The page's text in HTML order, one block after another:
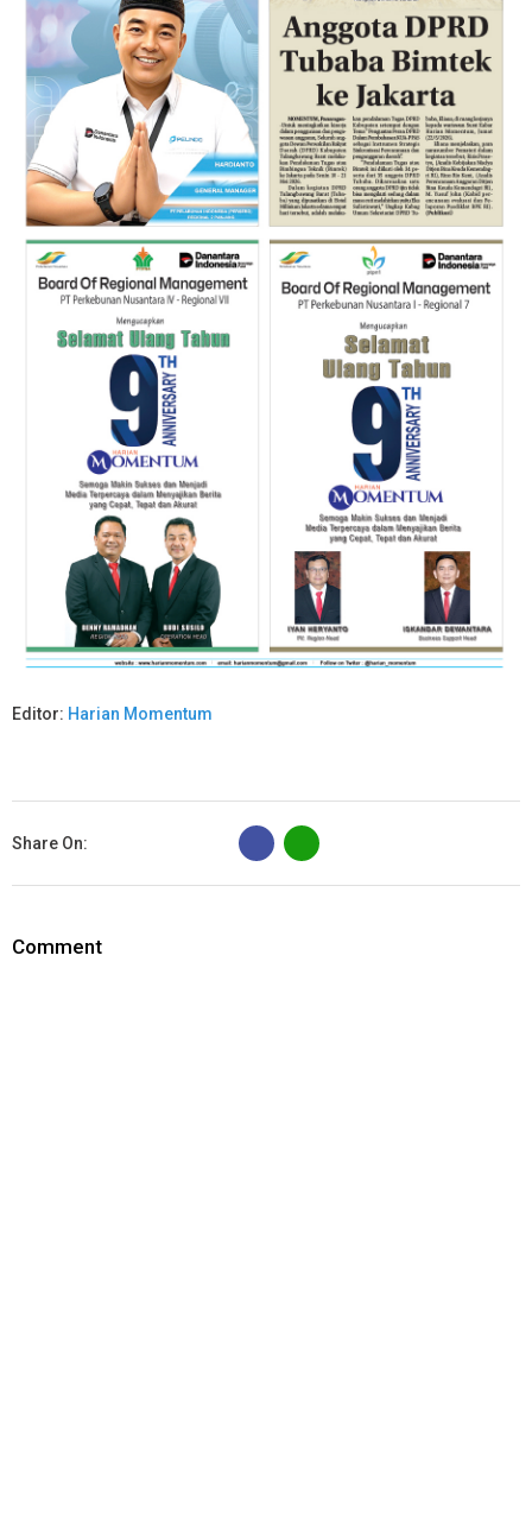
Editor: Harian Momentum
Share On:
B
Comment